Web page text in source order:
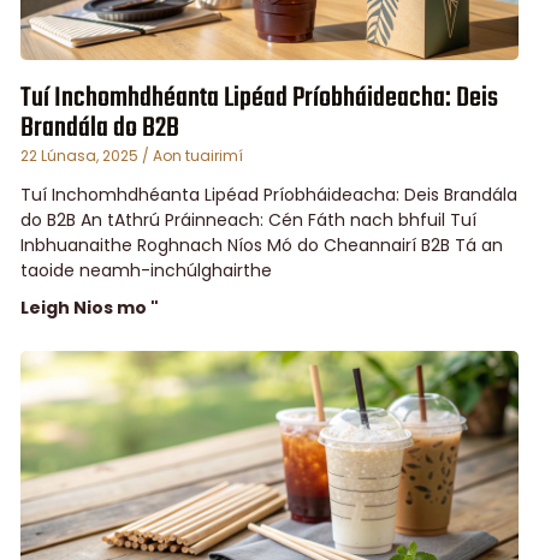
Tuí Inchomhdhéanta Lipéad Príobháideacha: Deis
Brandála do B2B
22 Lúnasa, 2025 Aon tuairimí
Tuí Inchomhdhéanta Lipéad Príobháideacha: Deis Brandála
do B2B An tAthrú Práinneach: Cén Fáth nach bhfuil Tuí
Inbhuanaithe Roghnach Níos Mó do Cheannairí B2B Tá an
taoide neamh-inchúlghairthe
Leigh Nios mo "